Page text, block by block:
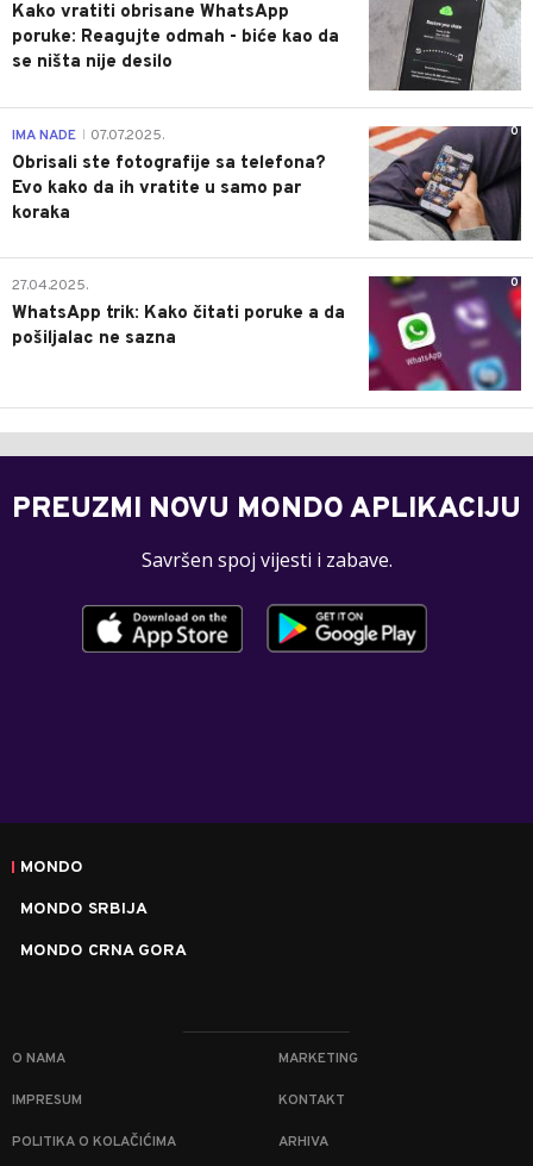
Kako vratiti obrisane WhatsApp
poruke: Reagujte odmah - biće kao da
se ništa nije desilo
0
IMA NADE 07.07.2025.
Obrisali ste fotografije sa telefona?
Evo kako da ih vratite u samo par
koraka
0
27.04.2025.
WhatsApp trik: Kako čitati poruke a da
pošiljalac ne sazna
PREUZMI NOVU MONDO APLIKACIJU
Savršen spoj vijesti i zabave.
MONDO
MONDO SRBIJA
MONDO CRNA GORA
O NAMA MARKETING
IMPRESUM KONTAKT
POLITIKA O KOLAČIĆIMA ARHIVA